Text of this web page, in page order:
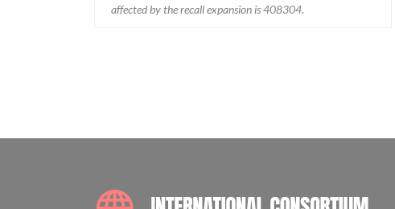
affected by the recall expansion is 408304.